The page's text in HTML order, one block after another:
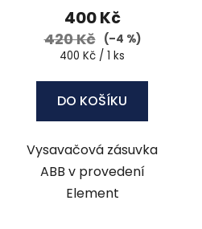
400 Kč
420 Kč
(–4 %)
Měrná
400 Kč / 1 ks
DO KOŠÍKU
Vysavačová zásuvka
ABB v provedení
Element